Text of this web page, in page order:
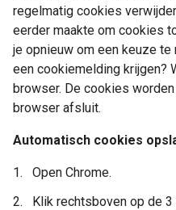
regelmatig cookies
eerder maakte om cookies
je opnieuw om een keuze
een cookiemelding krijgen?
browser. De cookies
browser afsluit.
Automatisch cookies
Open Chrome.
Klik rechtsboven op de